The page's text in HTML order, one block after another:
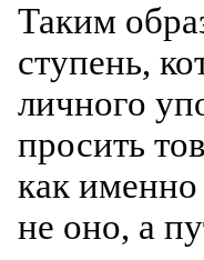
Таким
ступень,
личного
просить
как
не оно, а